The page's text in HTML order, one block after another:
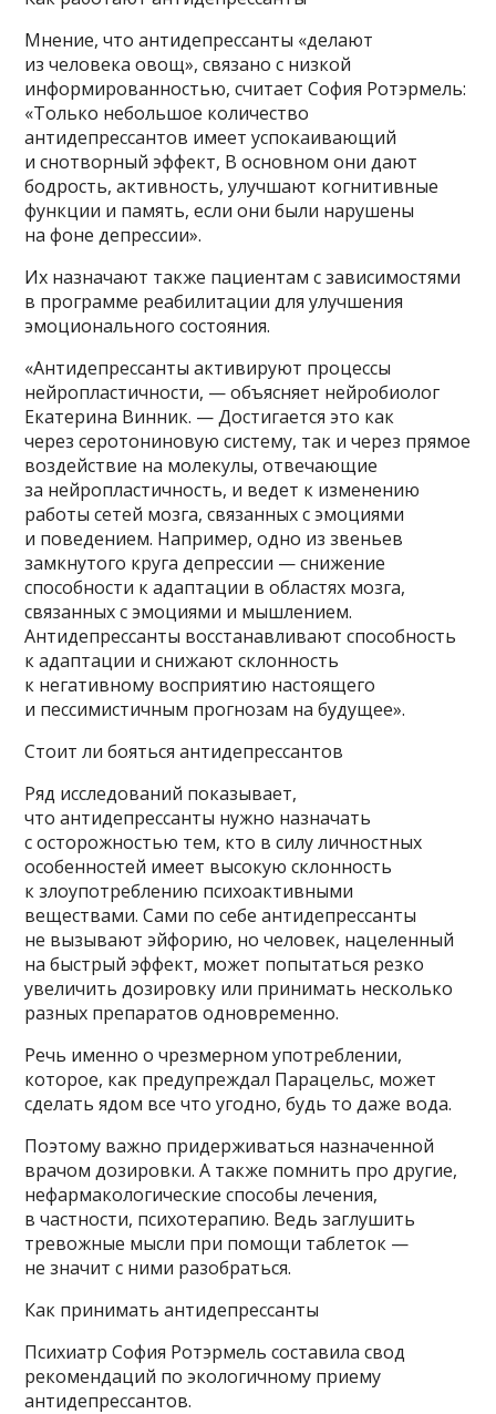
Мнение, что антидепрессанты «делают
из человека овощ», связано с низкой
информированностью, считает София Ротэрмель:
«Только небольшое количество
антидепрессантов имеет успокаивающий
и снотворный эффект, В основном они дают
бодрость, активность, улучшают когнитивные
функции и память, если они были нарушены
на фоне депрессии».
Их назначают также пациентам с зависимостями
в программе реабилитации для улучшения
эмоционального состояния.
«Антидепрессанты активируют процессы
нейропластичности, — объясняет нейробиолог
Екатерина Винник. — Достигается это как
через серотониновую систему, так и через прямое
воздействие на молекулы, отвечающие
за нейропластичность, и ведет к изменению
работы сетей мозга, связанных с эмоциями
и поведением. Например, одно из звеньев
замкнутого круга депрессии — снижение
способности к адаптации в областях мозга,
связанных с эмоциями и мышлением.
Антидепрессанты восстанавливают способность
к адаптации и снижают склонность
к негативному восприятию настоящего
и пессимистичным прогнозам на будущее».
Стоит ли бояться антидепрессантов
Ряд исследований показывает,
что антидепрессанты нужно назначать
с осторожностью тем, кто в силу личностных
особенностей имеет высокую склонность
к злоупотреблению психоактивными
веществами. Сами по себе антидепрессанты
не вызывают эйфорию, но человек, нацеленный
на быстрый эффект, может попытаться резко
увеличить дозировку или принимать несколько
разных препаратов одновременно.
Речь именно о чрезмерном употреблении,
которое, как предупреждал Парацельс, может
сделать ядом все что угодно, будь то даже вода.
Поэтому важно придерживаться назначенной
врачом дозировки. А также помнить про другие,
нефармакологические способы лечения,
в частности, психотерапию. Ведь заглушить
тревожные мысли при помощи таблеток —
не значит с ними разобраться.
Как принимать антидепрессанты
Психиатр София Ротэрмель составила свод
рекомендаций по экологичному приему
антидепрессантов.